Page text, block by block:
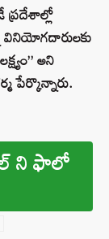
వినియోగదారులకు
అని
పేర్కొన్నారు.
ని ఫాలో